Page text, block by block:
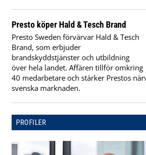
Presto köper Hald & Tesch Brand
Presto Sweden förvärvar Hald & Tesch
Brand, som erbjuder
brandskyddstjänster och utbildning
över hela landet. Affären tillför omkring
40 medarbetare och stärker Prestos
svenska marknaden.
PROFILER